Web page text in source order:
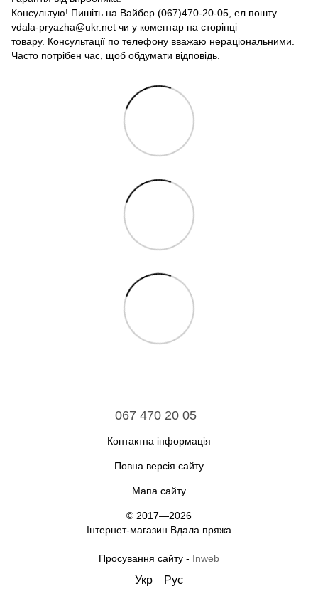
Консультую! Пишіть на Вайбер (067)470-20-05, ел.пошту
vdala-pryazha@ukr.net чи у коментар на сторінці
товару. Консультації по телефону вважаю нераціональними.
Часто потрібен час, щоб обдумати відповідь.
067 470 20 05
Контактна інформація
Повна версія сайту
Мапа сайту
© 2017—2026
Інтернет-магазин Вдала пряжа
Просування сайту - Inweb
Укр Рус